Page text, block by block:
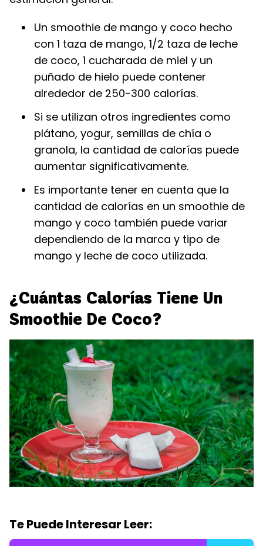
Un smoothie de mango y coco hecho
con 1 taza de mango, 1/2 taza de leche
de coco, 1 cucharada de miel y un
puñado de hielo puede contener
alrededor de 250-300 calorías.
Si se utilizan otros ingredientes como
plátano, yogur, semillas de chía o
granola, la cantidad de calorías puede
aumentar significativamente.
Es importante tener en cuenta que la
cantidad de calorías en un smoothie de
mango y coco también puede variar
dependiendo de la marca y tipo de
mango y leche de coco utilizada.
¿Cuántas Calorías Tiene Un
Smoothie De Coco?
Te Puede Interesar Leer: